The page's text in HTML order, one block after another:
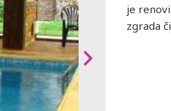
je
zgrada